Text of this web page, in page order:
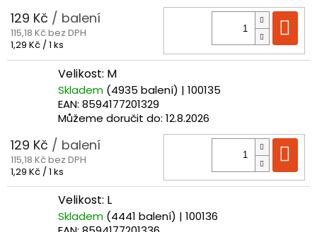
129 Kč / balení
115,18 Kč bez DPH
Měrná
1,29 Kč / 1 ks
Velikost: M
Skladem (4935 balení) | 100135
EAN: 8594177201329
Můžeme doručit do: 12.8.2026
129 Kč / balení
115,18 Kč bez DPH
Měrná
cena:
1,29 Kč / 1 ks
Velikost: L
Skladem (4441 balení) | 100136